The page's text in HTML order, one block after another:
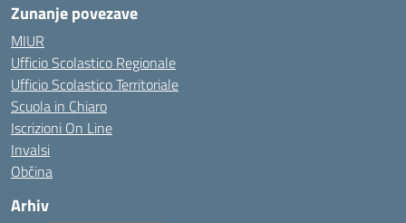
Zunanje povezave
MIUR
Ufficio Scolastico Regionale
Ufficio Scolastico Territoriale
Scuola in Chiaro
Iscrizioni On Line
Invalsi
Občina
Arhiv